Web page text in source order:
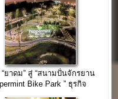
ยาดม” สู่ “สนามปั่นจักรยาน
Bike Park ” ธุรกิจ